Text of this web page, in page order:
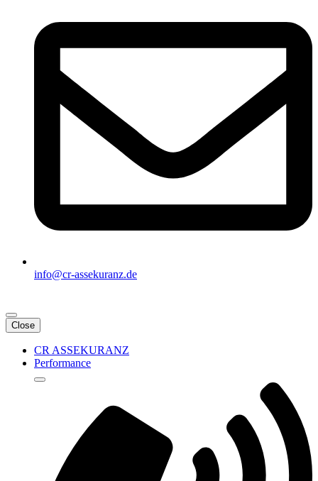
info@cr-assekuranz.de
Close
CR ASSEKURANZ
Performance